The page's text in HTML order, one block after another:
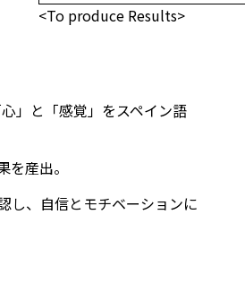
<To produce Results>
」と「感覚」をスペイン語
産出。
し、自信とモチベーションに